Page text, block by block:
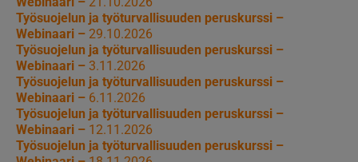
Työsuojelun ja työturvallisuuden peruskurssi –
Webinaari – 29.10.2026
Työsuojelun ja työturvallisuuden peruskurssi –
Webinaari – 3.11.2026
Työsuojelun ja työturvallisuuden peruskurssi –
Webinaari – 6.11.2026
Työsuojelun ja työturvallisuuden peruskurssi –
Webinaari – 12.11.2026
Työsuojelun ja työturvallisuuden peruskurssi –